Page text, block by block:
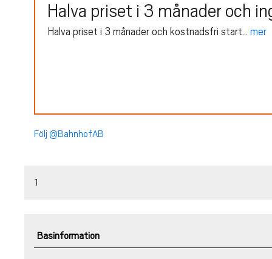
Halva priset i 3 månader och
Halva priset i 3 månader och kostnadsfri start... mer
Följ @BahnhofAB
1
Basinformation